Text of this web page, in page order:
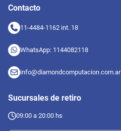
Contacto
11-4484-1162 int. 18
WhatsApp: 1144082118
info@diamondcomputacion.com.ar
Sucursales de retiro
09:00 a 20:00 hs